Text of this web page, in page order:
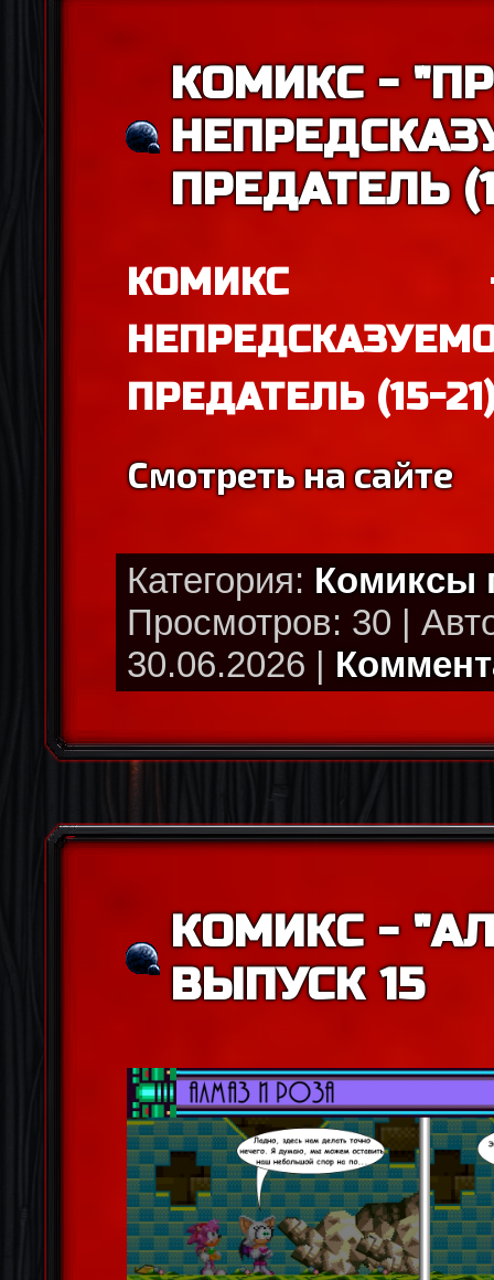
КОМИКС -
ПРЕДАТЕЛЬ
КОМИКС -
ПРЕДАТЕЛЬ (15-
Смотреть на сайте
Категория:
Просмотров: 30 |
30.06.2026 |
КОМИКС -
ВЫПУСК 15